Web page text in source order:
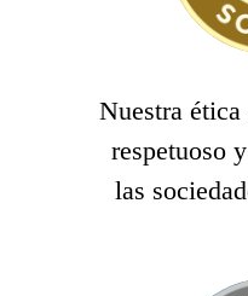
Nuestra
respetuoso
las